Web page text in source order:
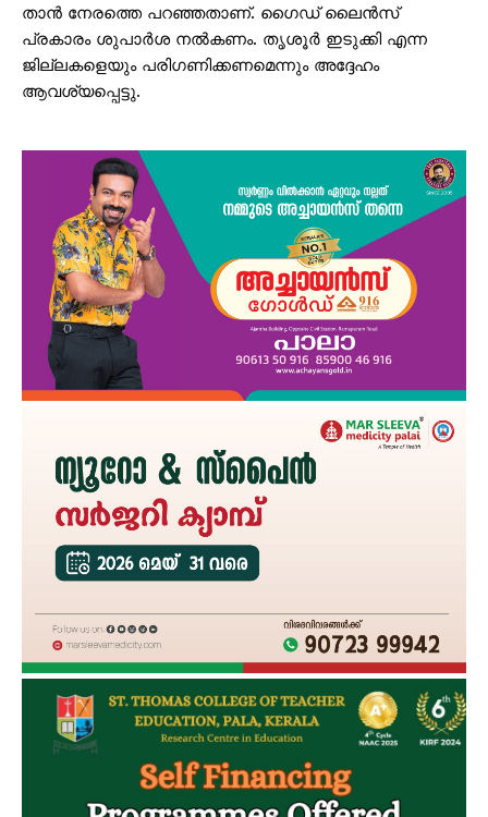
താൻ നേരത്തെ പറഞ്ഞതാണ്. ഗൈഡ് ലൈൻസ്
പ്രകാരം ശുപാർശ നൽകണം. തൃശൂർ ഇടുക്കി എന്ന
ജില്ലകളെയും പരിഗണിക്കണമെന്നും അദ്ദേഹം
ആവശ്യപ്പെട്ടു.